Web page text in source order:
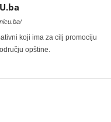
koji ima za cilj promociju
opštine.